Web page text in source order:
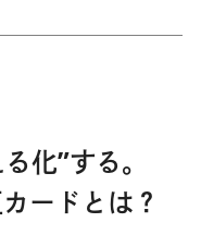
化”する。
ードとは？